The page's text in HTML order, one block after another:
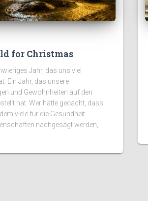
for Christmas
Jahr, das uns viel
Ein Jahr, das unsere
und Gewohnheiten auf den
hat. Wer hätte gedacht, dass
viele für die Gesundheit
nachgesagt werden,